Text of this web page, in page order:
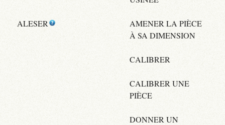
ALESER
AMENER LA PIÈCE
À SA DIMENSION
CALIBRER
CALIBRER UNE
PIÈCE
DONNER UN